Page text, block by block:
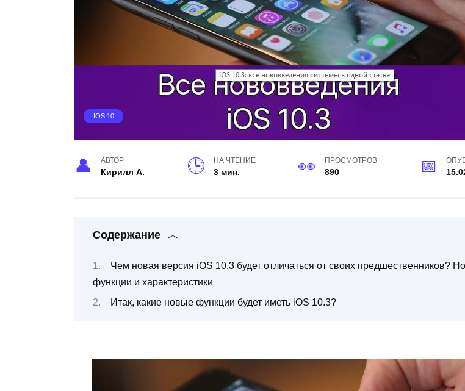
IOS 10
АВТОР
Кирилл А.
НА ЧТЕНИЕ
3 мин.
ПРОСМОТРОВ
890
Содержание
Чем новая версия iOS 10.3 будет отличаться от своих предшественников?
функции и характеристики
Итак, какие новые функции будет иметь iOS 10.3?